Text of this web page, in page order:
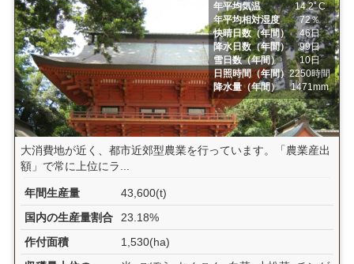
年平均気温
14.2ﾟC
年平均相対湿度
72％
快晴日数（年間）
46日
降水日数（年間）
99日
雪日数（年間）
10日
日照時間（年間）2250時間
降水量（年間）
1471mm
大消費地が近く、都市近郊型農業を行っています。「農業産出
額」で常に上位にラ...
年間生産量
43,600(t)
国内の生産量割合
23.18%
作付面積
1,530(ha)